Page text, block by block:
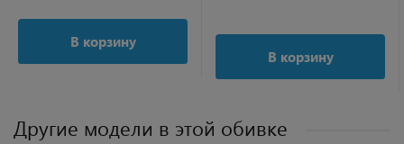
В корзину
В корзину
Другие модели в этой обивке